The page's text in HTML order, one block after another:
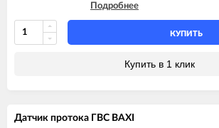
BAXI MAIN 24 Fi (BSE)
BAXI MAIN 24 i (BSB)
BAXI MAIN 24 i (BSE)
Подробнее
КУПИТЬ
Купить в 1 клик
Датчик протока ГВС BAXI